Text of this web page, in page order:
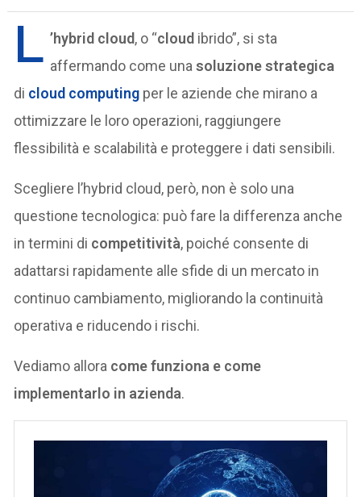
L ’hybrid cloud, o “cloud ibrido”, si sta
affermando come unasoluzione strategica
di cloud computing per le aziende che mirano a
ottimizzare le loro operazioni, raggiungere
flessibilità e scalabilità e proteggere i dati sensibili.
Scegliere l’hybrid cloud, però, non è solo una
questione tecnologica: può fare la differenza anche
in termini di competitività, poiché consente di
adattarsi rapidamente alle sfide di un mercato in
continuo cambiamento, migliorando la continuità
operativa e riducendo i rischi.
Vediamo allora come funziona e come
implementarlo in azienda.